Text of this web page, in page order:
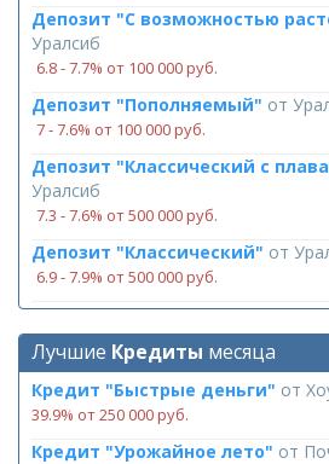
Депозит "С возможностью
Уралсиб
6.8 ‑ 7.7% от 100 000 руб.
Депозит "Пополняемый" от
7 ‑ 7.6% от 100 000 руб.
Депозит "Классический с
Уралсиб
7.3 ‑ 7.6% от 500 000 руб.
Депозит "Классический" от
6.9 ‑ 7.9% от 500 000 руб.
Лучшие Кредиты месяца
Кредит "Быстрые деньги" от
39.9% от 250 000 руб.
Кредит "Урожайное лето" от